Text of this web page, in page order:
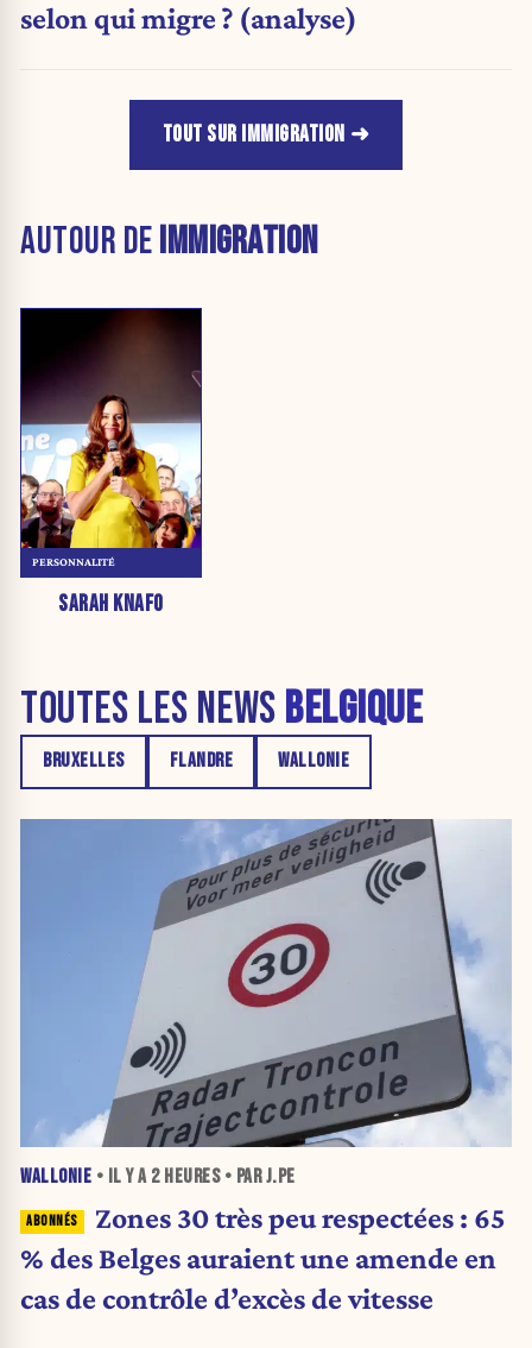
selon qui migre ? (analyse)
TOUT SUR IMMIGRATION
AUTOUR DEIMMIGRATION
SARAH KNAFO
PERSONNALITÉ
TOUTES LES NEWS BELGIQUE
BRUXELLES FLANDRE WALLONIE
WALLONIE • IL Y A 2 HEURES• PAR J.PE
Zones 30 très peu respectées : 65
% des Belges auraient une amende en
cas de contrôle d’excès de vitesse